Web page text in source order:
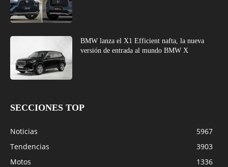
BMW lanza el X1 Efficient nafta, la nueva
versión de entrada al mundo BMW X
SECCIONES TOP
Noticias
5967
Tendencias
3903
Motos
1336